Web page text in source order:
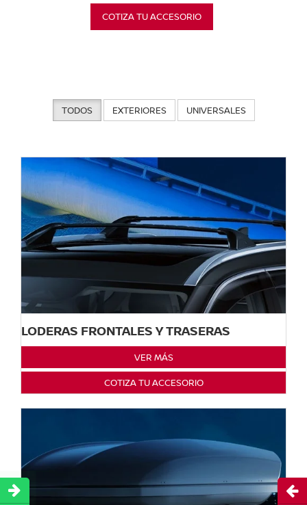
COTIZA TU ACCESORIO
TODOS EXTERIORES UNIVERSALES
LODERAS FRONTALES Y TRASERAS
VER MÁS
COTIZA TU ACCESORIO